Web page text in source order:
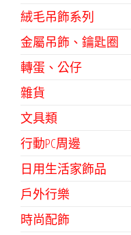
絨毛吊飾系列
金屬吊飾、鑰匙圈
轉蛋、公仔
雜貨
文具類
行動PC周邊
日用生活家飾品
戶外行樂
時尚配飾